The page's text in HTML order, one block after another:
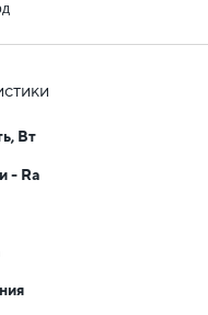
Вт
- Ra